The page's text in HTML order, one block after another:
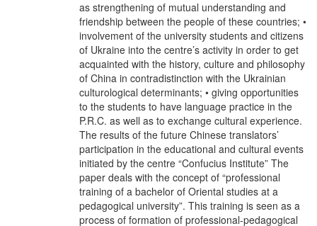
as strengthening of mutual understanding and
friendship between the people of these countries; •
involvement of the university students and citizens
of Ukraine into the centre’s activity in order to get
acquainted with the history, culture and philosophy
of China in contradistinction with the Ukrainian
culturological determinants; • giving opportunities
to the students to have language practice in the
P.R.C. as well as to exchange cultural experience.
The results of the future Chinese translators’
participation in the educational and cultural events
initiated by the centre “Confucius Institute” The
paper deals with the concept of “professional
training of a bachelor of Oriental studies at a
pedagogical university”. This training is seen as a
process of formation of professional-pedagogical